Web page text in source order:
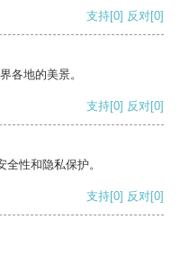
支持[0] 反对[0]
各地的美景。
支持[0] 反对[0]
性和隐私保护。
支持[0] 反对[0]